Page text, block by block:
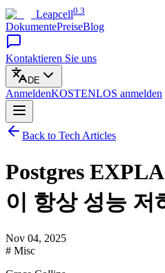
Leapcell0.3
DokumentePreiseBlog
Kontaktieren Sie uns
DE
AnmeldenKOSTENLOS anmelden
Back to Tech Articles
Postgres
이 항상 성능 저
Nov 04, 2025
# Misc